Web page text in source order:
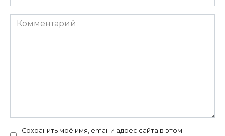
Комментарий
Сохранить моё имя, email и адрес сайта в этом